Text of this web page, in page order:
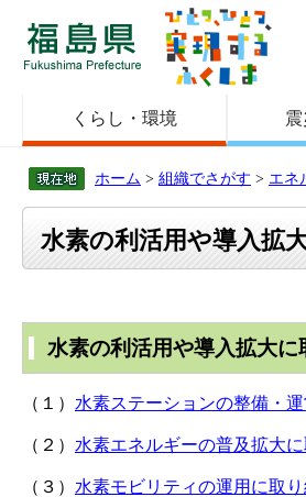
福島県
くらし・環境
ホーム > 組織でさがす > エネ
水素の利活用や導入拡
水素の利活用や導入拡大
（１） 水素ステーションの整備・
（２） 水素エネルギーの普及拡大
（３） 水素モビリティの運用に取